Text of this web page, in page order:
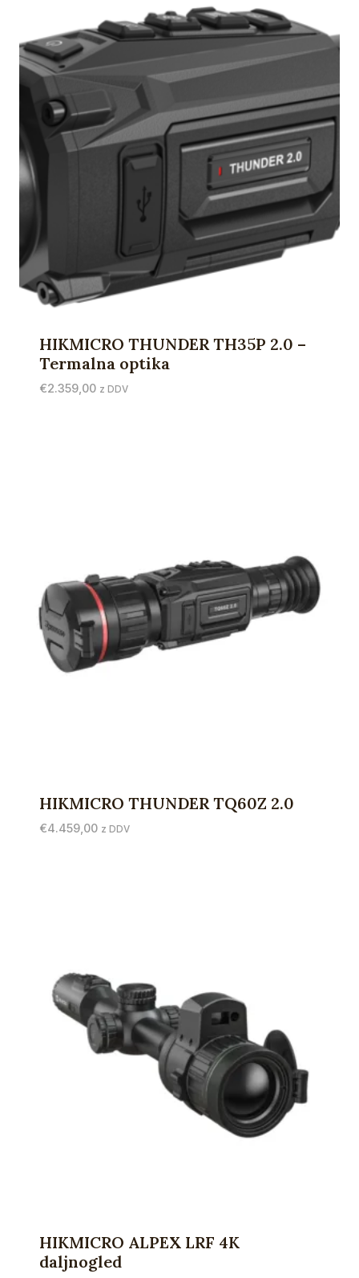
HIKMICRO THUNDER TH35P 2.0 –
Termalna optika
€2.359,00 z DDV
HIKMICRO THUNDER TQ60Z 2.0
€4.459,00 z DDV
HIKMICRO ALPEX LRF 4K
daljnogled